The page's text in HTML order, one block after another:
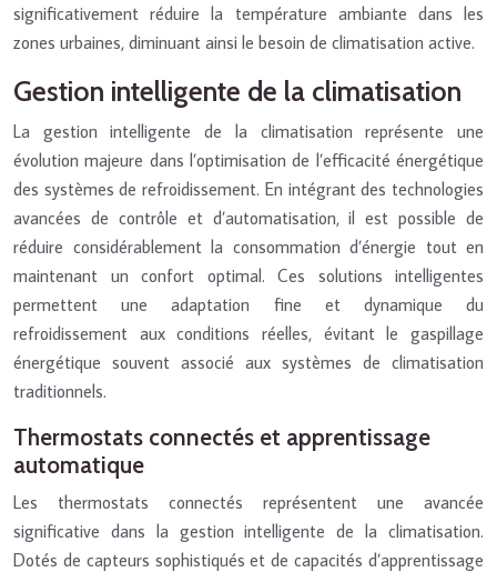
significativement réduire la température ambiante dans les
zones urbaines, diminuant ainsi le besoin de climatisation active.
Gestion intelligente de la climatisation
La gestion intelligente de la climatisation représente une
évolution majeure dans l’optimisation de l’efficacité énergétique
des systèmes de refroidissement. En intégrant des technologies
avancées de contrôle et d’automatisation, il est possible de
réduire considérablement la consommation d’énergie tout en
maintenant un confort optimal. Ces solutions intelligentes
permettent une adaptation fine et dynamique du
refroidissement aux conditions réelles, évitant le gaspillage
énergétique souvent associé aux systèmes de climatisation
traditionnels.
Thermostats connectés et apprentissage
automatique
Les thermostats connectés représentent une avancée
significative dans la gestion intelligente de la climatisation.
Dotés de capteurs sophistiqués et de capacités d’apprentissage